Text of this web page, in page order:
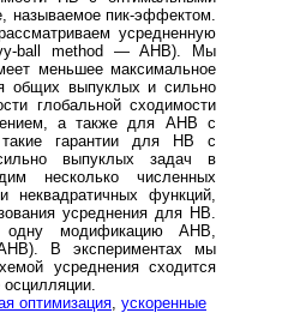
называемое пик-эффектом.
усредненную
ball method — AHB). Мы
меньшее максимальное
общих выпуклых и сильно
глобальной сходимости
а также для AHB с
гарантии для HB с
выпуклых задач в
несколько численных
неквадратичных функций,
усреднения для HB.
модификацию AHB,
В экспериментах мы
усреднения сходится
оптимизация ускоренные